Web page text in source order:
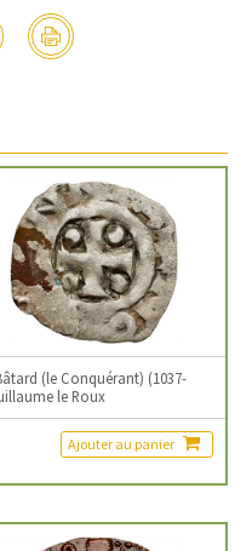
(le Conquérant) (1037-
le Roux
Ajouter au panier